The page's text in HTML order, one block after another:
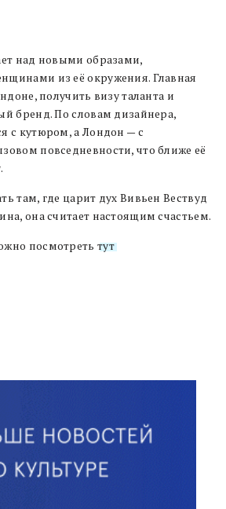
над новыми образами,
из её окружения. Главная
получить визу таланта и
бренд. По словам дизайнерa,
с кутюром, а Лондон — с
повседневности, что ближе её
там, где царит дух Вивьен Вествуд
она считает настоящим счастьем.
посмотреть тут.